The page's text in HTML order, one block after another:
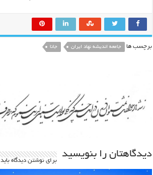
برچسب ها جامعه اندیشه نهاد ایران جانا
دیدگاهتان را بنویسید
برای نوشتن دیدگاه باید